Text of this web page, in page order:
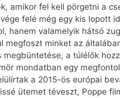
amikor fel kell pörgetni a
felé még egy kis lopott
hanem valamelyik hátsó
megfoszt minket az
a túlélők
mondatban egy
a 2015-ös európai
ütemet téveszt, Poppe